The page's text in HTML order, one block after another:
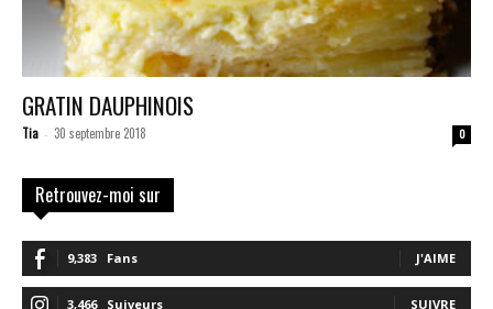
GRATIN DAUPHINOIS
Tia - 30 septembre 2018 0
Retrouvez-moi sur
9,383 Fans J'AIME
3,466 Suiveurs SUIVRE